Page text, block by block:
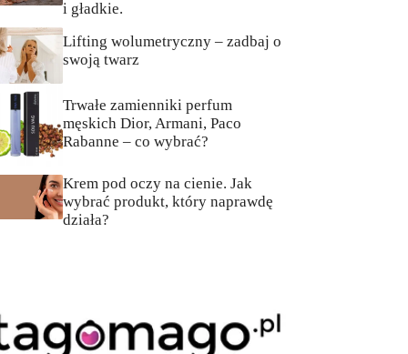
i gładkie.
Lifting wolumetryczny – zadbaj o
swoją twarz
Trwałe zamienniki perfum
męskich Dior, Armani, Paco
Rabanne – co wybrać?
Krem pod oczy na cienie. Jak
wybrać produkt, który naprawdę
działa?